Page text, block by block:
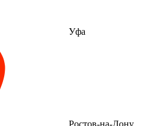
Уфа
Ростов-на-Дону